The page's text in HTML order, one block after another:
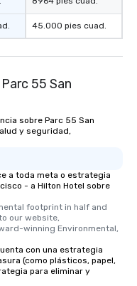
45.000 pies cuad.
55 San
sobre Parc 55 San
y seguridad,
a toda meta o estrategia
- a Hilton Hotel sobre
footprint in half and
our website,
winning Environmental,
con una estrategia
(como plásticos, papel,
para eliminar y